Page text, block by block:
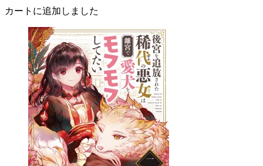
カートに追加しました